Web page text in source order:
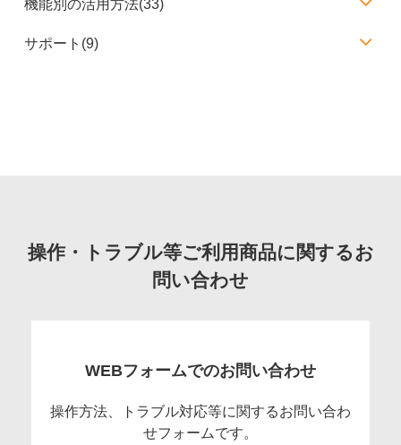
機能別の活用方法(33)
サポート(9)
操作・トラブル等ご利用商品に関するお
問い合わせ
WEBフォームでのお問い合わせ
操作方法、トラブル対応等に関するお問い合わ
せフォームです。